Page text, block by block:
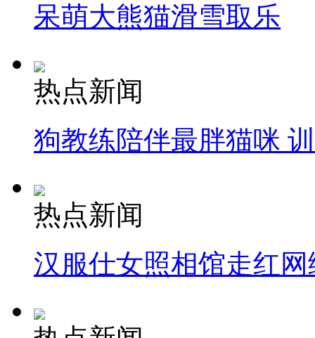
呆萌大熊猫滑雪取乐
热点新闻
狗教练陪伴最胖猫咪
热点新闻
汉服仕女照相馆走红网